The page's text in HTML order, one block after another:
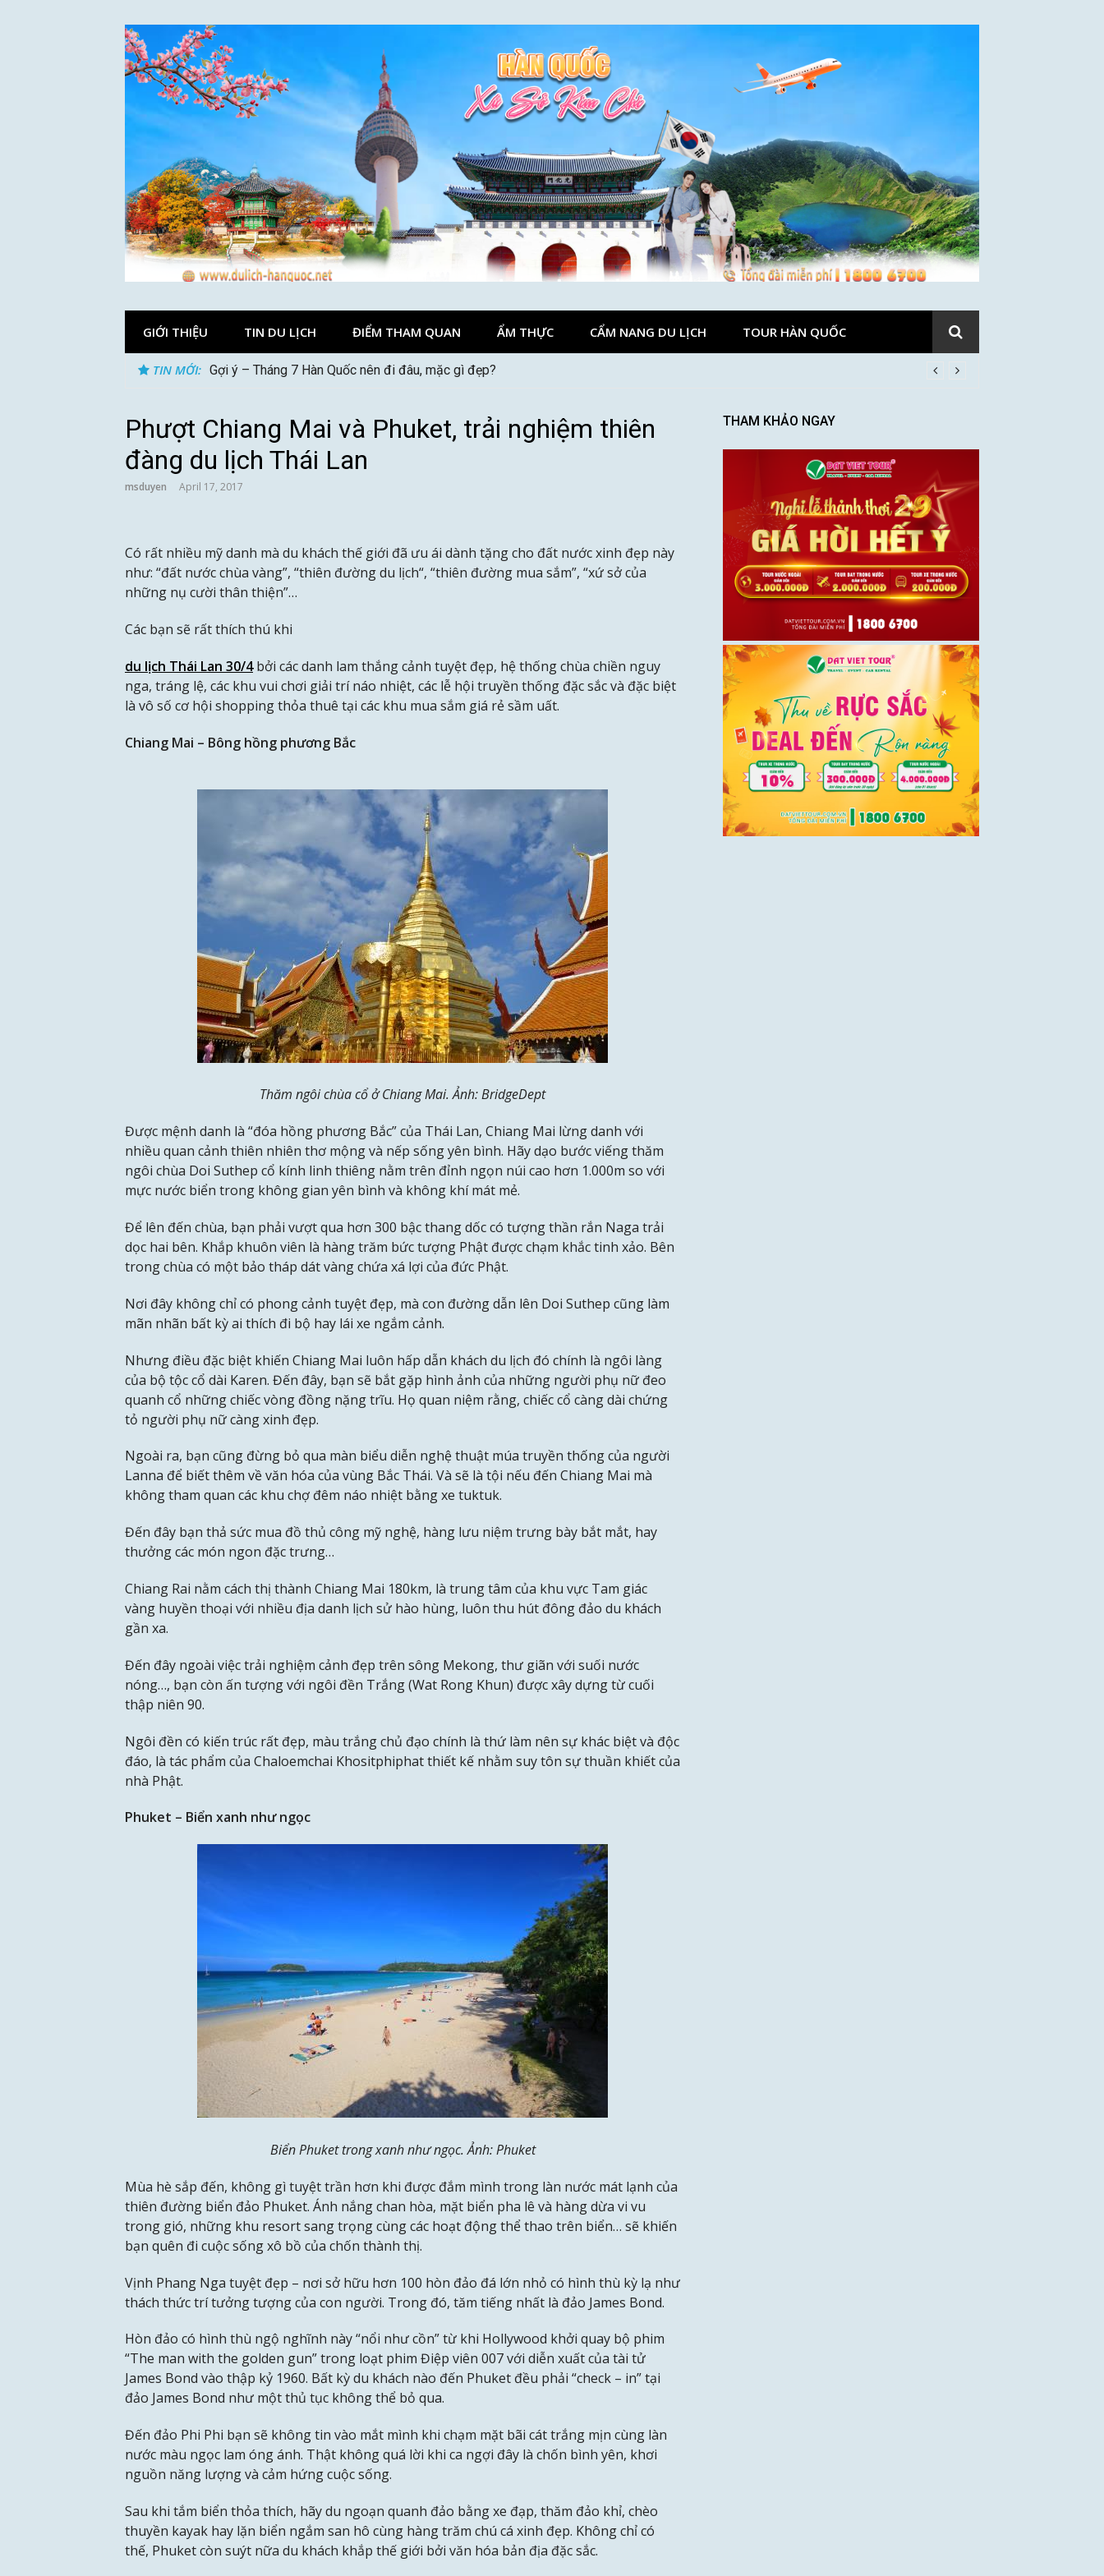
GIỚI THIỆU TIN DU LỊCH ĐIỂM THAM QUAN ẨM THỰC CẨM NANG DU LỊCH TOUR HÀN QUỐC
TIN MỚI: Gợi ý – Tháng 7 Hàn Quốc nên đi đâu, mặc gì đẹp?
Phượt Chiang Mai và Phuket, trải nghiệm thiên
đàng du lịch Thái Lan
msduyen April 17, 2017
Có rất nhiều mỹ danh mà du khách thế giới đã ưu ái dành tặng cho đất nước xinh đẹp này
như: “đất nước chùa vàng”, “thiên đường du lịch“, “thiên đường mua sắm”, “xứ sở của
những nụ cười thân thiện”…
Các bạn sẽ rất thích thú khi
du lịch Thái Lan 30/4bởi các danh lam thắng cảnh tuyệt đẹp, hệ thống chùa chiền nguy
nga, tráng lệ, các khu vui chơi giải trí náo nhiệt, các lễ hội truyền thống đặc sắc và đặc biệt
là vô số cơ hội shopping thỏa thuê tại các khu mua sắm giá rẻ sầm uất.
Chiang Mai – Bông hồng phương Bắc
Thăm ngôi chùa cổ ở Chiang Mai. Ảnh: BridgeDept
Được mệnh danh là “đóa hồng phương Bắc” của Thái Lan, Chiang Mai lừng danh với
nhiều quan cảnh thiên nhiên thơ mộng và nếp sống yên bình. Hãy dạo bước viếng thăm
ngôi chùa Doi Suthep cổ kính linh thiêng nằm trên đỉnh ngọn núi cao hơn 1.000m so với
mực nước biển trong không gian yên bình và không khí mát mẻ.
Để lên đến chùa, bạn phải vượt qua hơn 300 bậc thang dốc có tượng thần rắn Naga trải
dọc hai bên. Khắp khuôn viên là hàng trăm bức tượng Phật được chạm khắc tinh xảo. Bên
trong chùa có một bảo tháp dát vàng chứa xá lợi của đức Phật.
Nơi đây không chỉ có phong cảnh tuyệt đẹp, mà con đường dẫn lên Doi Suthep cũng làm
mãn nhãn bất kỳ ai thích đi bộ hay lái xe ngắm cảnh.
Nhưng điều đặc biệt khiến Chiang Mai luôn hấp dẫn khách du lịch đó chính là ngôi làng
của bộ tộc cổ dài Karen. Đến đây, bạn sẽ bắt gặp hình ảnh của những người phụ nữ đeo
quanh cổ những chiếc vòng đồng nặng trĩu. Họ quan niệm rằng, chiếc cổ càng dài chứng
tỏ người phụ nữ càng xinh đẹp.
Ngoài ra, bạn cũng đừng bỏ qua màn biểu diễn nghệ thuật múa truyền thống của người
Lanna để biết thêm về văn hóa của vùng Bắc Thái. Và sẽ là tội nếu đến Chiang Mai mà
không tham quan các khu chợ đêm náo nhiệt bằng xe tuktuk.
Đến đây bạn thả sức mua đồ thủ công mỹ nghệ, hàng lưu niệm trưng bày bắt mắt, hay
thưởng các món ngon đặc trưng…
Chiang Rai nằm cách thị thành Chiang Mai 180km, là trung tâm của khu vực Tam giác
vàng huyền thoại với nhiều địa danh lịch sử hào hùng, luôn thu hút đông đảo du khách
gần xa.
Đến đây ngoài việc trải nghiệm cảnh đẹp trên sông Mekong, thư giãn với suối nước
nóng…, bạn còn ấn tượng với ngôi đền Trắng (Wat Rong Khun) được xây dựng từ cuối
thập niên 90.
Ngôi đền có kiến trúc rất đẹp, màu trắng chủ đạo chính là thứ làm nên sự khác biệt và độc
đáo, là tác phẩm của Chaloemchai Khositphiphat thiết kế nhằm suy tôn sự thuần khiết của
nhà Phật.
Phuket – Biển xanh như ngọc
Biển Phuket trong xanh như ngọc. Ảnh: Phuket
Mùa hè sắp đến, không gì tuyệt trần hơn khi được đắm mình trong làn nước mát lạnh của
thiên đường biển đảo Phuket. Ánh nắng chan hòa, mặt biển pha lê và hàng dừa vi vu
trong gió, những khu resort sang trọng cùng các hoạt động thể thao trên biển… sẽ khiến
bạn quên đi cuộc sống xô bồ của chốn thành thị.
Vịnh Phang Nga tuyệt đẹp – nơi sở hữu hơn 100 hòn đảo đá lớn nhỏ có hình thù kỳ lạ như
thách thức trí tưởng tượng của con người. Trong đó, tăm tiếng nhất là đảo James Bond.
Hòn đảo có hình thù ngộ nghĩnh này “nổi như cồn” từ khi Hollywood khởi quay bộ phim
“The man with the golden gun” trong loạt phim Điệp viên 007 với diễn xuất của tài tử
James Bond vào thập kỷ 1960. Bất kỳ du khách nào đến Phuket đều phải “check – in” tại
đảo James Bond như một thủ tục không thể bỏ qua.
Đến đảo Phi Phi bạn sẽ không tin vào mắt mình khi chạm mặt bãi cát trắng mịn cùng làn
nước màu ngọc lam óng ánh. Thật không quá lời khi ca ngợi đây là chốn bình yên, khơi
nguồn năng lượng và cảm hứng cuộc sống.
Sau khi tắm biển thỏa thích, hãy du ngoạn quanh đảo bằng xe đạp, thăm đảo khỉ, chèo
thuyền kayak hay lặn biển ngắm san hô cùng hàng trăm chú cá xinh đẹp. Không chỉ có
thế, Phuket còn suýt nữa du khách khắp thế giới bởi văn hóa bản địa đặc sắc.
THAM KHẢO NGAY